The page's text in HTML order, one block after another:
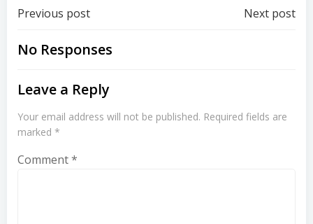
Post
navigation
Previous post Next post
No Responses
Leave a Reply
Your email address will not be published. Required fields are
marked *
Comment*